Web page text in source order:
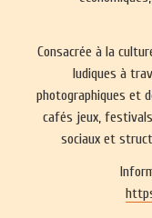
Consacrée à la
ludiques à
photographiques et
cafés jeux,
sociaux et